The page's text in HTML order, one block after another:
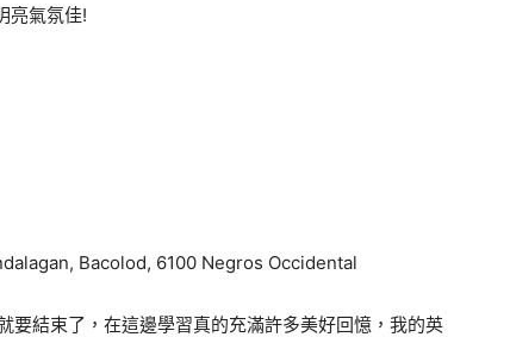
亮氣氛佳!
Bacolod, 6100 Negros Occidental
結束了，在這邊學習真的充滿許多美好回憶，我的英